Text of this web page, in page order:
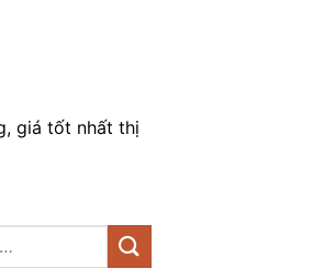
giá tốt nhất thị